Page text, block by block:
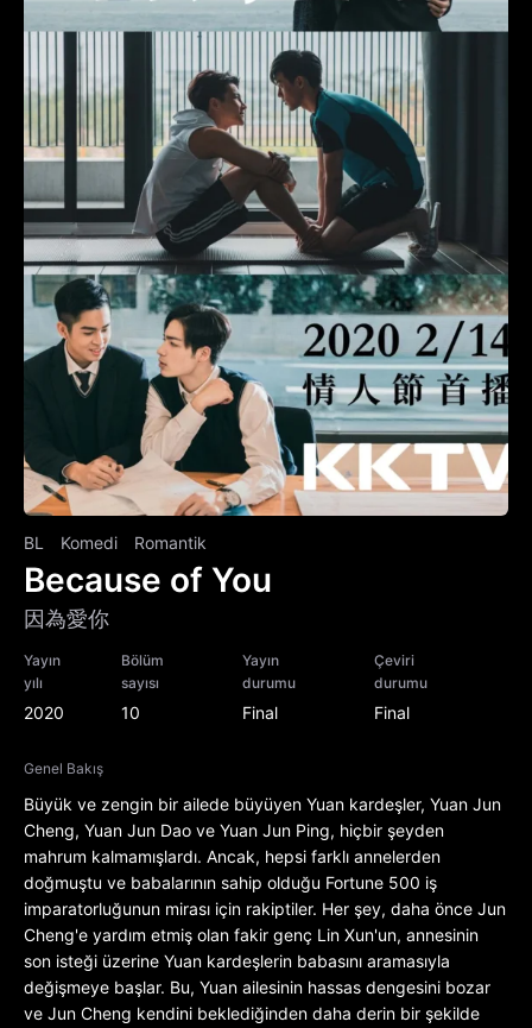
BL Komedi Romantik
Because of You
因為愛你
Yayın
yılı
2020
Bölüm
sayısı
10
Yayın
durumu
Final
Çeviri
durumu
Final
Genel Bakış
Büyük ve zengin bir ailede büyüyen Yuan kardeşler, Yuan Jun
Cheng, Yuan Jun Dao ve Yuan Jun Ping, hiçbir şeyden
mahrum kalmamışlardı. Ancak, hepsi farklı annelerden
doğmuştu ve babalarının sahip olduğu Fortune 500 iş
imparatorluğunun mirası için rakiptiler. Her şey, daha önce Jun
Cheng'e yardım etmiş olan fakir genç Lin Xun'un, annesinin
son isteği üzerine Yuan kardeşlerin babasını aramasıyla
değişmeye başlar. Bu, Yuan ailesinin hassas dengesini bozar
ve Jun Cheng kendini beklediğinden daha derin bir şekilde